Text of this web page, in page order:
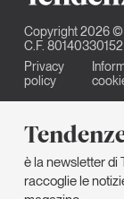
è la newsletter di
raccoglie le
Copyright 2026 ©
C.F. 80140330152
Privacy
policy